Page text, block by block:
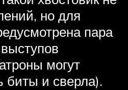
но для
пара
могут
биты и сверла).